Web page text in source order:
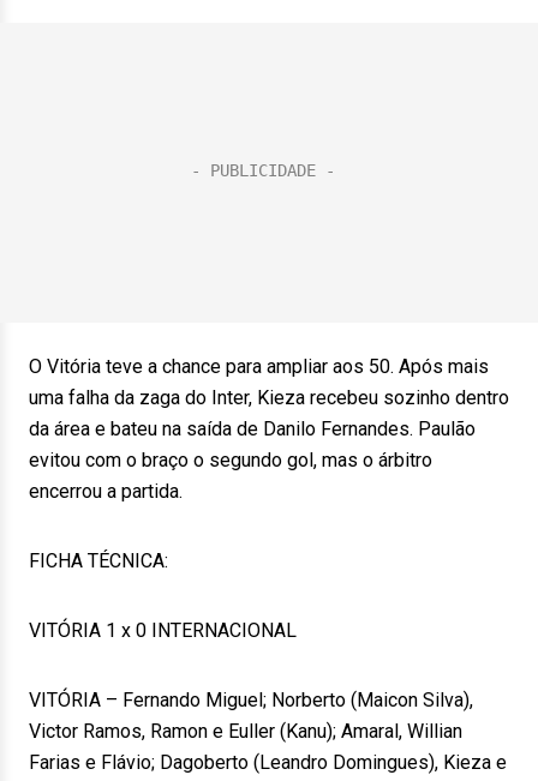
O Vitória teve a chance para ampliar aos 50. Após mais
uma falha da zaga do Inter, Kieza recebeu sozinho dentro
da área e bateu na saída de Danilo Fernandes. Paulão
evitou com o braço o segundo gol, mas o árbitro
encerrou a partida.
FICHA TÉCNICA:
VITÓRIA 1 x 0 INTERNACIONAL
VITÓRIA – Fernando Miguel; Norberto (Maicon Silva),
Victor Ramos, Ramon e Euller (Kanu); Amaral, Willian
Farias e Flávio; Dagoberto (Leandro Domingues), Kieza e